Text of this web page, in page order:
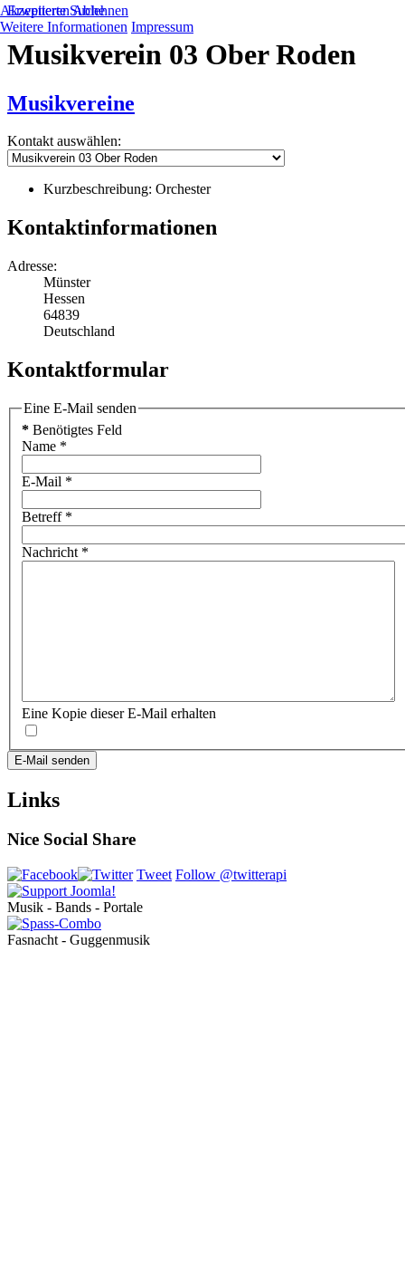
Erweiterte Suche
Musikverein 03 Ober Roden
Musikvereine
Kontakt auswählen:
Kurzbeschreibung: Orchester
Kontaktinformationen
Adresse:
Münster
Hessen
64839
Deutschland
Kontaktformular
Eine E-Mail senden
* Benötigtes Feld
Name *
E-Mail *
Betreff*
Nachricht *
Eine Kopie dieser E-Mail erhalten
E-Mail senden
Links
Nice Social Share
Tweet Follow @twitterapi
Musik - Bands - Portale
Fasnacht - Guggenmusik
Akzeptieren Ablehnen
Weitere Informationen Impressum